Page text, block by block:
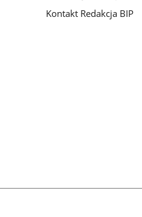
Kontakt Redakcja BIP